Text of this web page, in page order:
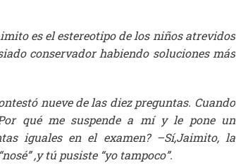
es el estereotipo de los niños atrevidos
conservador habiendo soluciones más
nueve de las diez preguntas. Cuando
qué me suspende a mí y le pone un
iguales en el examen? –Sí,Jaimito, la
,y tú pusiste “yo tampoco”.